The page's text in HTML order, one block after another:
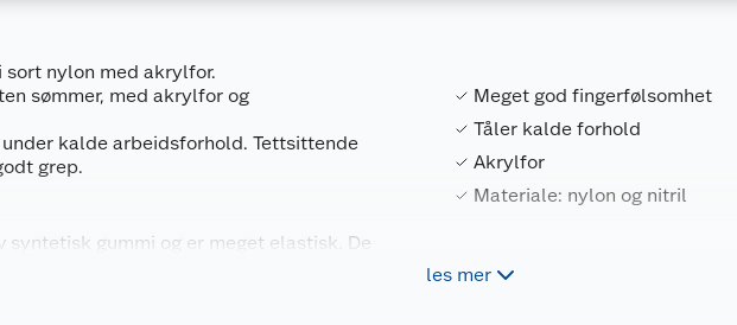
nylon med akrylfor.
sømmer, med akrylfor og
kalde arbeidsforhold. Tettsittende
grep.
syntetisk gummi og er meget elastisk. De
Meget god fingerfølsomhet
Tåler kalde forhold
Akrylfor
Materiale: nylon og nitril
les merForpakningsmål